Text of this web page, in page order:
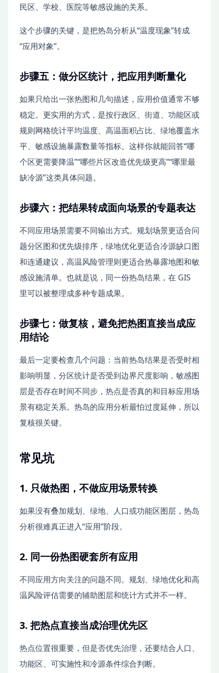
民区、学校、医院等敏感设施的关系。
这个步骤的关键，是把热岛分析从“温度现象”转成
“应用对象”。
步骤五：做分区统计，把应用判断量化
如果只给出一张热图和几句描述，应用价值通常不够
稳定。更实用的方式，是按行政区、街道、功能区或
规则网格统计平均温度、高温面积占比、绿地覆盖水
平、敏感设施暴露数量等指标。这样你就能回答“哪
个区更需要降温”“哪些片区改造优先级更高”“哪里最
缺冷源”这类具体问题。
步骤六：把结果转成面向场景的专题表达
不同应用场景需要不同输出方式。规划场景更适合问
题分区图和优先级排序，绿地优化更适合冷源缺口图
和连通建议，高温风险管理则更适合热暴露地图和敏
感设施清单。也就是说，同一份热岛结果，在 GIS
里可以被整理成多种专题成果。
步骤七：做复核，避免把热图直接当成应
用结论
最后一定要检查几个问题：当前热岛结果是否受时相
影响明显，分区统计是否受到边界尺度影响，敏感图
层是否存在时间不同步，热点是否真的和目标应用场
景有稳定关系。热岛的应用分析最怕过度延伸，所以
复核很关键。
常见坑
1. 只做热图，不做应用场景转换
如果没有叠加规划、绿地、人口或功能区图层，热岛
分析很难真正进入“应用”阶段。
2. 同一份热图硬套所有应用
不同应用方向关注的问题不同。规划、绿地优化和高
温风险评估需要的辅助图层和统计方式并不一样。
3. 把热点直接当成治理优先区
热点位置很重要，但是否优先治理，还要结合人口、
功能区、可实施性和冷源条件综合判断。